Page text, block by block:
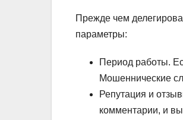
Прежде чем
параметры:
Период работы.
Мошеннические
Репутация и
комментарии, и